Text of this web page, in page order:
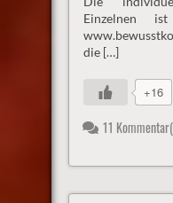
Einzelnen
die […]
+16
11